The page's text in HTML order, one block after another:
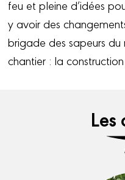
feu et pleine d’idées
y avoir des
brigade des sapeurs
chantier : la